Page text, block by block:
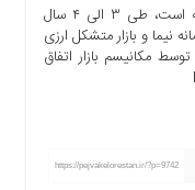
لامعی تاکید کرد: بنابراین چنانچه قابل ملاحظه است، طی ۳ الی ۴ سال
نیما و بازار متشکل ارزی
مکانیسم بازار اتفاق
https://pejvakelorestan.ir/?p=9742